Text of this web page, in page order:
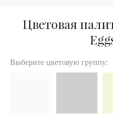
Цветовая
Выберите цветовую группу: